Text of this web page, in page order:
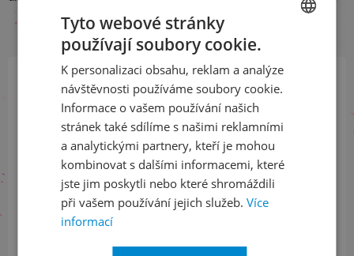
Přihlaste se k našemu newsletteru
a buďte jako první v obraze
ODEBÍRAT NEWSLETTER
ENGLISH
Tyto webové stránky
používají soubory cookie.
K personalizaci obsahu, reklam a analýze
návštěvnosti používáme soubory cookie.
Informace o vašem používání našich
stránek také sdílíme s našimi reklamními
a analytickými partnery, kteří je mohou
kombinovat s dalšími informacemi, které
jste jim poskytli nebo které shromáždili
při vašem používání jejich služeb. Více
informací